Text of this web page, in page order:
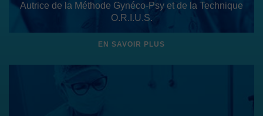
Autrice de la Méthode Gynéco-Psy et de la Technique
O.R.I.U.S.
EN SAVOIR PLUS